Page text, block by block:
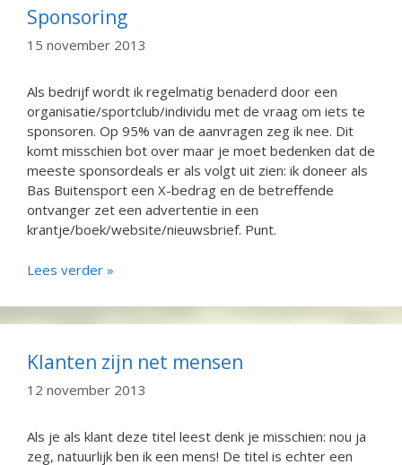
Sponsoring
15 november 2013
Als bedrijf wordt ik regelmatig benaderd door een
organisatie/sportclub/individu met de vraag om iets te
sponsoren. Op 95% van de aanvragen zeg ik nee. Dit
komt misschien bot over maar je moet bedenken dat de
meeste sponsordeals er als volgt uit zien: ik doneer als
Bas Buitensport een X-bedrag en de betreffende
ontvanger zet een advertentie in een
krantje/boek/website/nieuwsbrief. Punt.
Lees verder »
Klanten zijn net mensen
12 november 2013
Als je als klant deze titel leest denk je misschien: nou ja
zeg, natuurlijk ben ik een mens! De titel is echter een